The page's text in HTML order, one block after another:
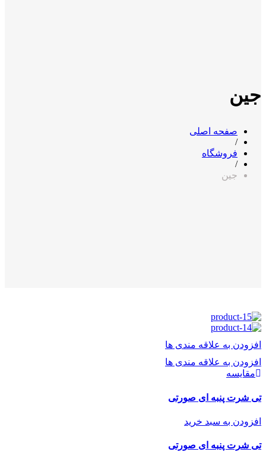
جین
صفحه اصلی
/
فروشگاه
/
جین
افزودن به علاقه مندی ها
افزودن به علاقه مندی ها
مقایسه
تی شرت پنبه ای صورتی
افزودن به سبد خرید
تی شرت پنبه ای صورتی